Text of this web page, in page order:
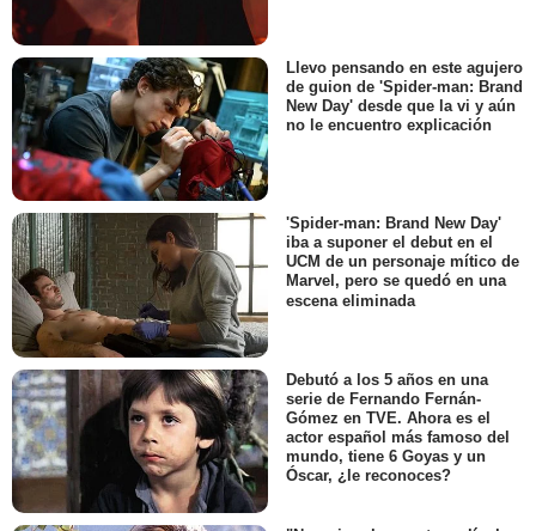
Llevo pensando en este agujero
de guion de 'Spider-man: Brand
New Day' desde que la vi y aún
no le encuentro explicación
'Spider-man: Brand New Day'
iba a suponer el debut en el
UCM de un personaje mítico de
Marvel, pero se quedó en una
escena eliminada
Debutó a los 5 años en una
serie de Fernando Fernán-
Gómez en TVE. Ahora es el
actor español más famoso del
mundo, tiene 6 Goyas y un
Óscar, ¿le reconoces?